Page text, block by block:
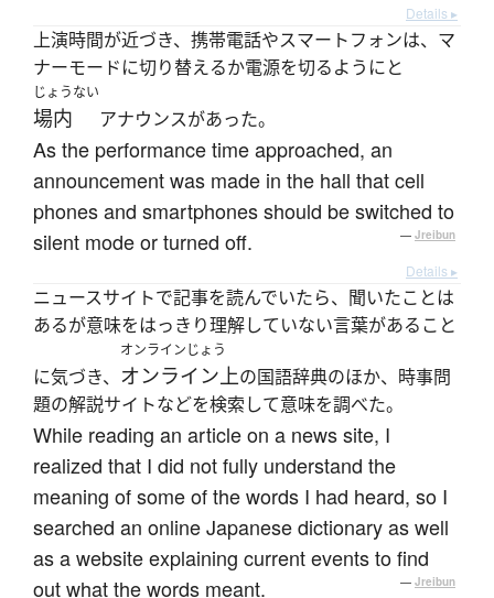
Details ▸
上演時間が近づき、携帯電話やスマートフォンは、マ
ナーモードに切り替えるか電源を切るようにと
じょうない
場内 アナウンスがあった。
As the performance time approached, an
announcement was made in the hall that cell
phones and smartphones should be switched to
silent mode or turned off.
— Jreibun
Details ▸
ニュースサイトで記事を読んでいたら、聞いたことは
あるが意味をはっきり理解していない言葉があること
に気づき、
オンラインじょう
オンライン上の国語辞典のほか、時事問
題の解説サイトなどを検索して意味を調べた。
While reading an article on a news site, I
realized that I did not fully understand the
meaning of some of the words I had heard, so I
searched an online Japanese dictionary as well
as a website explaining current events to find
out what the words meant.
— Jreibun